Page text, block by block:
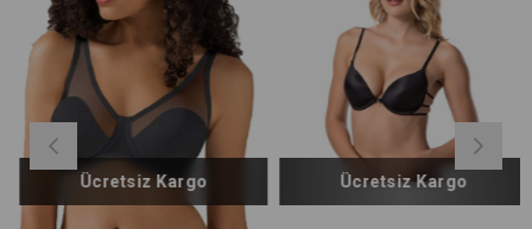
Ücretsiz Kargo Ücretsiz Kargo